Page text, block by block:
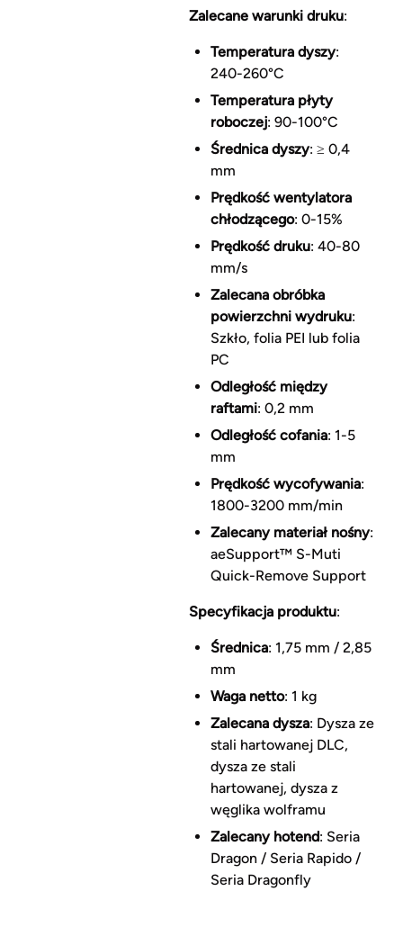
Zalecane warunki druku:
Temperatura dyszy:
240-260°C
Temperatura płyty
roboczej: 90-100°C
Średnica dyszy: ≥ 0,4
mm
Prędkość wentylatora
chłodzącego: 0-15%
Prędkość druku: 40-80
mm/s
Zalecana obróbka
powierzchni wydruku:
Szkło, folia PEI lub folia
PC
Odległość między
raftami: 0,2 mm
Odległość cofania: 1-5
mm
Prędkość wycofywania:
1800-3200 mm/min
Zalecany materiał nośny:
aeSupport™ S-Muti
Quick-Remove Support
Specyfikacja produktu:
Średnica: 1,75 mm / 2,85
mm
Waga netto: 1 kg
Zalecana dysza: Dysza ze
stali hartowanej DLC,
dysza ze stali
hartowanej, dysza z
węglika wolframu
Zalecany hotend: Seria
Dragon / Seria Rapido /
Seria Dragonfly